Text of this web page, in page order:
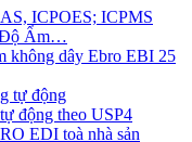
ICPOES; ICPMS
Độ Ẩm…
không dây Ebro EBI 25
tự động
động theo USP4
EDI​​ toà nhà sản